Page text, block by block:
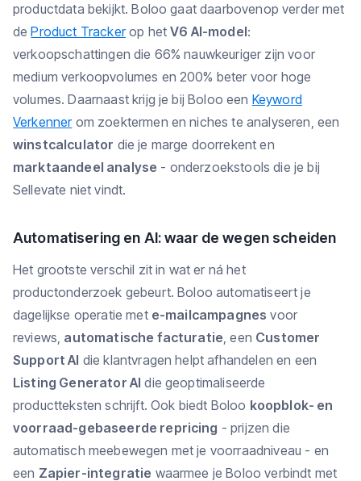
productdata bekijkt. Boloo gaat daarbovenop verder met
deProduct Trackerop hetV6 AI-model:
verkoopschattingen die 66% nauwkeuriger zijn voor
medium verkoopvolumes en 200% beter voor hoge
volumes. Daarnaast krijg je bij Boloo een Keyword
Verkennerom zoektermen en niches te analyseren, een
winstcalculator die je marge doorrekent en
marktaandeel analyse - onderzoekstools die je bij
Sellevate niet vindt.
Automatisering en AI: waar de wegen scheiden
Het grootste verschil zit in wat er ná het
productonderzoek gebeurt. Boloo automatiseert je
dagelijkse operatie met e-mailcampagnes voor
reviews, automatische facturatie, een Customer
Support AI die klantvragen helpt afhandelen en een
Listing Generator AI die geoptimaliseerde
productteksten schrijft. Ook biedt Boloo koopblok- en
voorraad-gebaseerde repricing - prijzen die
automatisch meebewegen met je voorraadniveau - en
een Zapier-integratie waarmee je Boloo verbindt met